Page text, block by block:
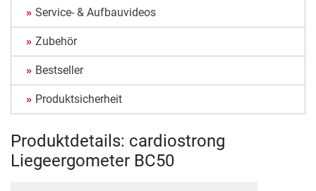
Service- & Aufbauvideos
Zubehör
Bestseller
Produktsicherheit
Produktdetails: cardiostrong
Liegeergometer BC50